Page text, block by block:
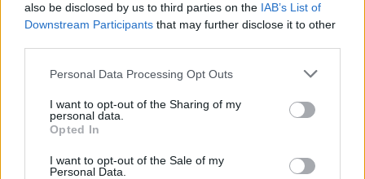
also be disclosed by us to third parties on the IAB’s List of
Downstream Participants that may further disclose it to other
Personal Data Processing Opt Outs
I want to opt-out of the Sharing of my
personal data.
Opted In
I want to opt-out of the Sale of my
Personal Data.